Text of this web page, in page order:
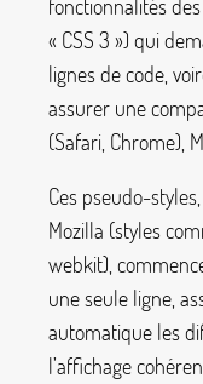
fonctionnalités
« CSS 3 ») qui
lignes de code,
assurer une
(Safari, Chrome),
Ces pseudo-
Mozilla (styles
webkit),
une seule ligne,
automatique les
l’affichage